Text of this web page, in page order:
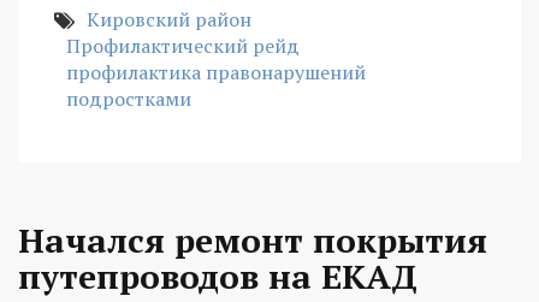
Кировский район
Профилактический рейд
профилактика правонарушений
подростками
Начался ремонт покрытия
путепроводов на ЕКАД